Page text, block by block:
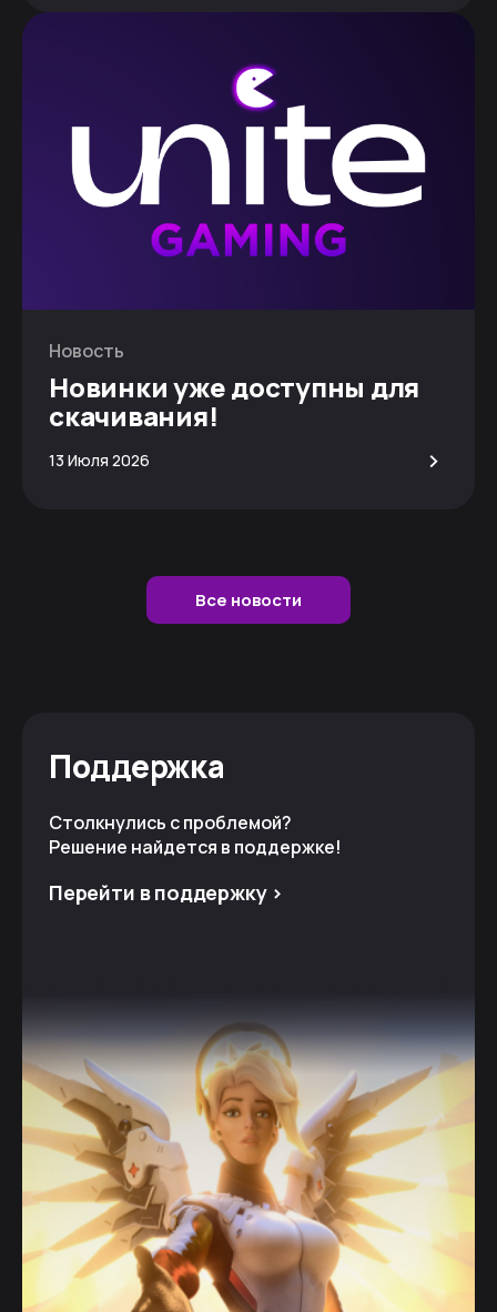
Новость
Новинки уже доступны для
скачивания!
13 Июля 2026 >
Все новости
Поддержка
Столкнулись с проблемой?
Решение найдется в поддержке!
Перейти в поддержку >